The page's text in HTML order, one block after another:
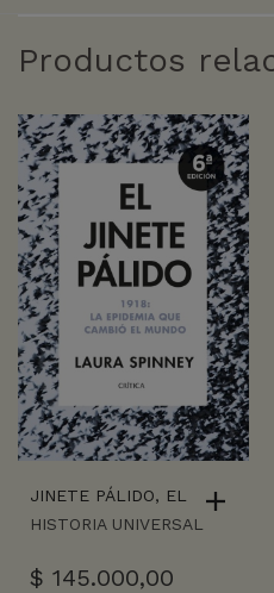
Productos
JINETE PÁLIDO, EL
HISTORIA UNIVERSAL
$ 145.000,00